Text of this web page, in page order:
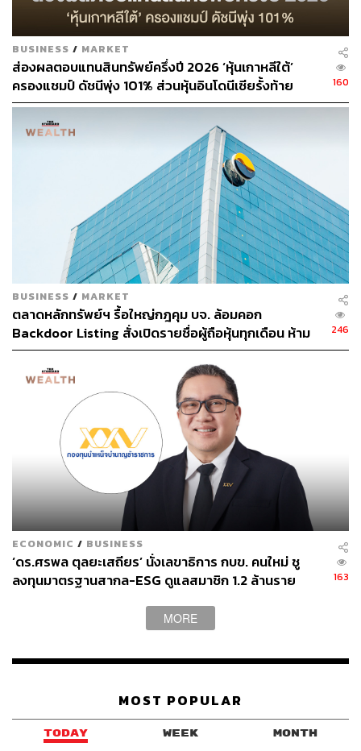
BUSINESS / MARKET
ส่องผลตอบแทนสินทรัพย์ครึ่งปี 2026 ‘หุ้นเกาหลีใต้’
ครองแชมป์ ดัชนีพุ่ง 101% ส่วนหุ้นอินโดนีเซียรั้งท้าย
ติดลบ 35%
160
BUSINESS / MARKET
ตลาดหลักทรัพย์ฯ รื้อใหญ่กฎคุม บจ. ล้อมคอก
Backdoor Listing สั่งเปิดรายชื่อผู้ถือหุ้นทุกเดือน ห้าม
ซุกความเสี่ยง บังคับใช้ 1 ก.ค. 69
246
ECONOMIC / BUSINESS
‘ดร.ศรพล ตุลยะเสถียร’ นั่งเลขาธิการ กบข. คนใหม่ ชู
ลงทุนมาตรฐานสากล-ESG ดูแลสมาชิก 1.2 ล้านราย
163
MORE
MOST POPULAR
TODAY WEEK MONTH